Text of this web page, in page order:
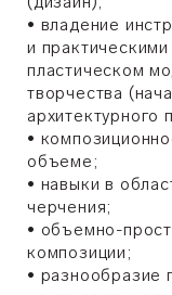
• владение
и
пластическом
творчества
архитектурного
•
объеме;
• навыки в
черчения;
• объемно-
композиции;
• разнообразие